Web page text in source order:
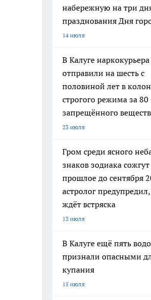
набережную на три
празднования Дня
14 июля
В Калуге наркокурьера
отправили на шесть с
половиной лет в
строгого режима за
запрещённого
23 июля
Гром среди ясного
знаков зодиака
прошлое до сентября
астролог
ждёт встряска
13 июля
В Калуге ещё пять
признали опасными
купания
15 июля